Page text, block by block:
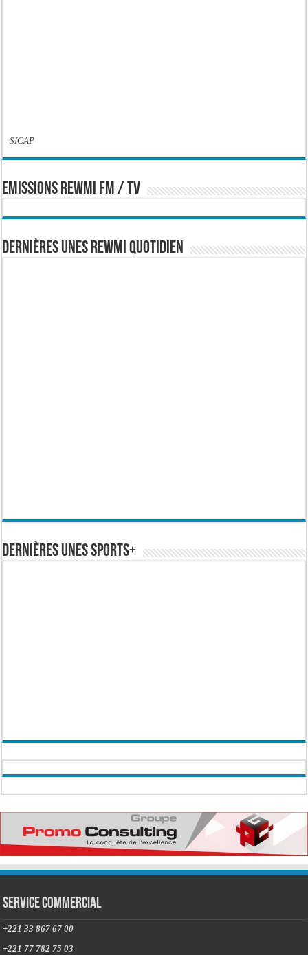
SICAP
EMISSIONS REWMI FM / TV
Dernières Unes Rewmi Quotidien
Dernières Unes Sports+
Service commercial
+221 33 867 67 00
+221 77 782 75 03